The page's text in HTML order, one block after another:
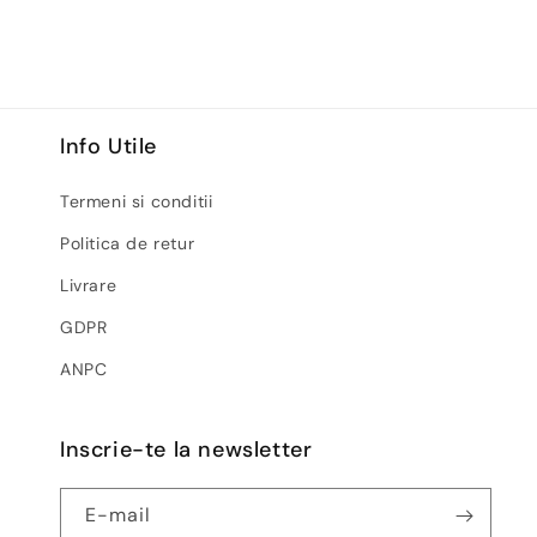
Info Utile
Termeni si conditii
Politica de retur
Livrare
GDPR
ANPC
Inscrie-te la newsletter
E-mail